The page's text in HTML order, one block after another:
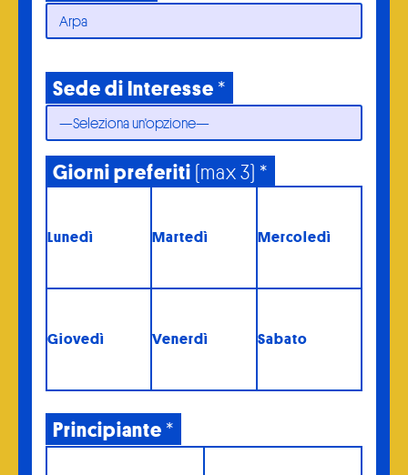
Sede di Interesse *
Giorni preferiti (max 3) *
Lunedì Martedì Mercoledì
Giovedì Venerdì Sabato
Principiante *